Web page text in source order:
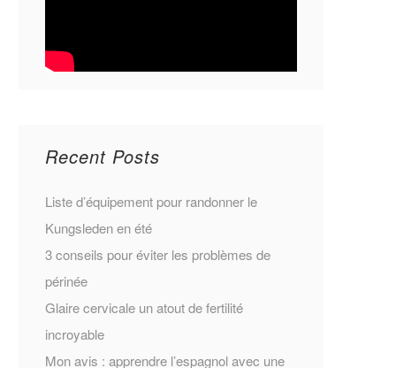
Recent Posts
Liste d’équipement pour randonner le
Kungsleden en été
3 conseils pour éviter les problèmes de
périnée
Glaire cervicale un atout de fertilité
incroyable
Mon avis : apprendre l’espagnol avec une